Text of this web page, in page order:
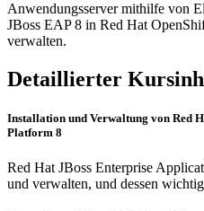
Anwendungsserver mithilfe von
JBoss EAP 8 in Red Hat
verwalten.
Detaillierter
Installation und Verwaltung von Red
Platform 8
Red Hat JBoss Enterprise
und verwalten, und dessen